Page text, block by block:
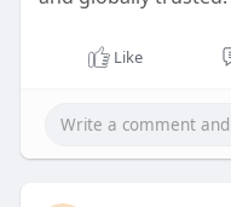
https://Like